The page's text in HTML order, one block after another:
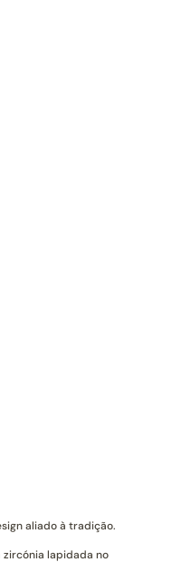
aliado à tradição.
lapidada no